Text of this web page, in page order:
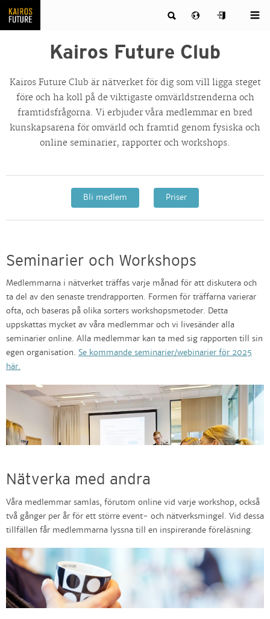
Kairos Future Club
Kairos Future Club är nätverket för dig som vill ligga steget
före och ha koll på de viktigaste omvärldstrenderna och
framtidsfrågorna. Vi erbjuder våra medlemmar en bred
kunskapsarena för omvärld och framtid genom fysiska och
online seminarier, rapporter och workshops.
Bli medlem Priser
Seminarier och Workshops
Medlemmarna i nätverket träffas varje månad för att diskutera och
ta del av den senaste trendrapporten. Formen för träffarna varierar
ofta, och baseras på olika sorters workshopsmetoder. Detta
uppskattas mycket av våra medlemmar och vi livesänder alla
seminarier online. Alla medlemmar kan ta med sig rapporten till sin
egen organisation. Se kommande seminarier/webinarier för 2025
här.
Nätverka med andra
Våra medlemmar samlas, förutom online vid varje workshop, också
två gånger per år för ett större event- och nätverksmingel. Vid dessa
tillfällen får medlemmarna lyssna till en inspirerande föreläsning.